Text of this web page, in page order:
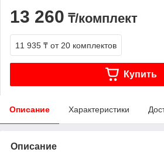
13 260 ₸/комплект
11 935 ₸ от 20 комплектов
Купить
Описание Характеристики
Описание